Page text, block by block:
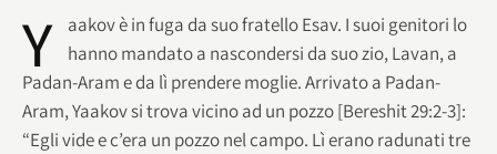
Y
aakov è in fuga da suo fratello Esav. I suoi genitori lo
hanno mandato a nascondersi da suo zio, Lavan, a
Padan-Aram e da lì prendere moglie. Arrivato a Padan-
Aram, Yaakov si trova vicino ad un pozzo [Bereshit 29:2-3]:
“Egli vide e c’era un pozzo nel campo. Lì erano radunati tre